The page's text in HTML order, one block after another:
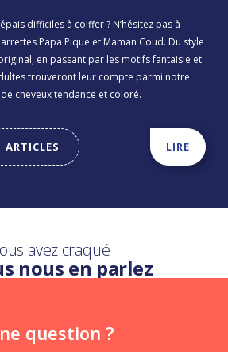
difficiles à coiffer ? N’hésitez pas à
Papa Pique et Maman Coud. Du style
en passant par les motifs fantaisie et
trouveront leur compte parmi notre
cheveux tendance et coloré.
LIRE
avez craqué
nous en parlez
question ?